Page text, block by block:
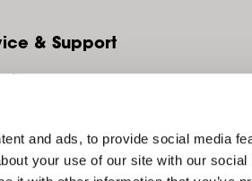
and ads, to provide social media
your use of our site with our
& Support
self diagnose tool